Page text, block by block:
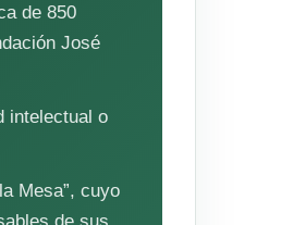
de 850
José
intelectual o
Mesa”, cuyo